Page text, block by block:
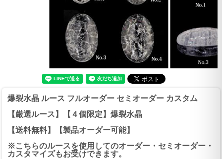
爆裂水晶 ルース フルオーダー セミオーダー カスタム
【厳選ルース】【４個限定】爆裂水晶
【送料無料】【製品オーダー可能】
※こちらのルースを使用してのオーダー・セミオーダー・
カスタマイズもお受けできます。